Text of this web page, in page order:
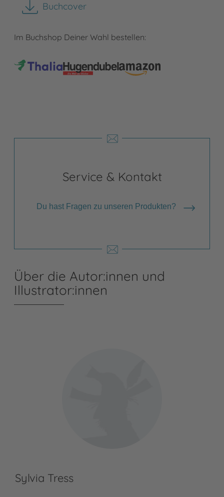
Buchcover
herunterladen
Im Buchshop Deiner Wahl bestellen:
Service & Kontakt
Du hast Fragen zu unseren Produkten?
Über die Autor:innen und
Illustrator:innen
Sylvia Tress